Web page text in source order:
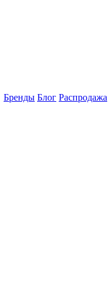
Бренды Блог Распродажа